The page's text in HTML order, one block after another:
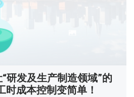
研发及生产制造领域”的
时成本控制变简单！